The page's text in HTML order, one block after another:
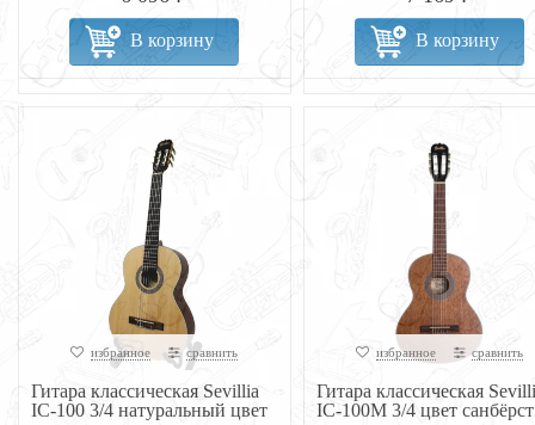
В корзину В корзину
избранное сравнить
Гитара классическая Sevillia
IC-100 3/4 натуральный цвет
избранное сравнить
Гитара классическая
IC-100M 3/4 цвет санбёрст